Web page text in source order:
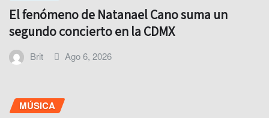
El fenómeno de Natanael Cano suma un
segundo concierto en la CDMX
Brit Ago 6, 2026
MÚSICA